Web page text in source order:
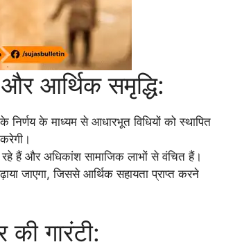
आर्थिक समृद्धि:
के माध्यम से आधारभूत विधियों को स्थापित
हैं और अधिकांश सामाजिक लाभों से वंचित हैं।
जाएगा, जिससे आर्थिक सहायता प्राप्त करने
गारंटी: